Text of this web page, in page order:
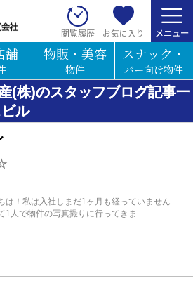
閲覧履歴 お気に入り
舗 物販・美容
物件
スナック・
バー向け物件
(株)のスタッフブログ記事一
ル
は！私は入社しまだ1ヶ月も経っていません
1人で物件の写真撮りに行ってきま...